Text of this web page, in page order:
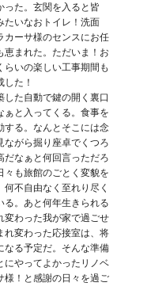
った。玄関を入ると皆
たいなおトイレ！洗面
カーサ様のセンスにお任
恵まれた。ただいま！お
いの楽しい工事期間も
た！
た自動で鍵の開く裏口
ぁと入ってくる。食事を
する。なんとそこには念
ながら掘り座卓でくつろ
だなぁと何回言っただろ
々も旅館のごとく変貌を
不自由なく至れり尽く
る。あと何年生きられる
変わった我が家で過ごせ
れ変わった応接室は、将
なる予定だ。そんな準備
にやってよかったリノベ
様！と感謝の日々を過ご